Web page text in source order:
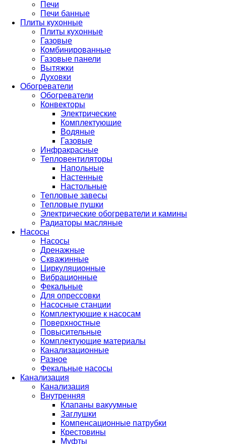
Печи
Печи банные
Плиты кухонные
Плиты кухонные
Газовые
Комбинированные
Газовые панели
Вытяжки
Духовки
Обогреватели
Обогреватели
Конвекторы
Электрические
Комплектующие
Водяные
Газовые
Инфракрасные
Тепловентиляторы
Напольные
Настенные
Настольные
Тепловые завесы
Тепловые пушки
Электрические обогреватели и камины
Радиаторы масляные
Насосы
Насосы
Дренажные
Скважинные
Циркуляционные
Вибрационные
Фекальные
Для опрессовки
Насосные станции
Комплектующие к насосам
Поверхностные
Повысительные
Комплектующие материалы
Канализационные
Разное
Фекальные насосы
Канализация
Канализация
Внутренняя
Клапаны вакуумные
Заглушки
Компенсационные патрубки
Крестовины
Муфты